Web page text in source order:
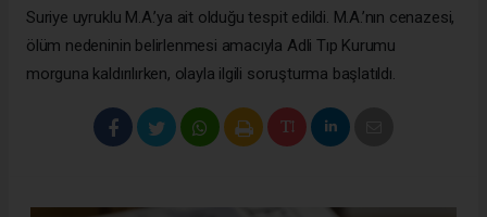
Suriye uyruklu M.A.’ya ait olduğu tespit edildi. M.A.’nın cenazesi,
ölüm nedeninin belirlenmesi amacıyla Adli Tıp Kurumu
morguna kaldırılırken, olayla ilgili soruşturma başlatıldı.